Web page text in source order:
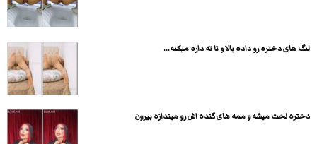
لنگ های دختره رو داده بالا و تا ته داره میکنه...
دختره لخت میشه و ممه های گنده اش رو میندازه بیرون